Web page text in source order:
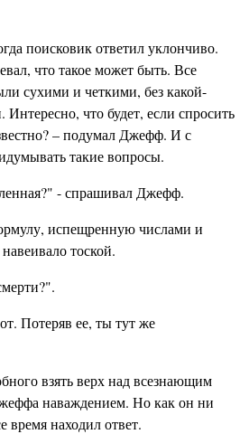
поисковик ответил уклончиво.
что такое может быть. Все
сухими и четкими, без какой-
что будет, если спросить
– подумал Джефф. И с
такие вопросы.
- спрашивал Джефф.
испещренную числами и
тоской.
Потеряв ее, ты тут же
взять верх над всезнающим
наваждением. Но как он ни
время находил ответ.